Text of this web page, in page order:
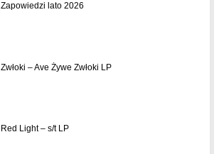
Zapowiedzi lato 2026
Zwłoki – Ave Żywe Zwłoki LP
Red Light – s/t LP